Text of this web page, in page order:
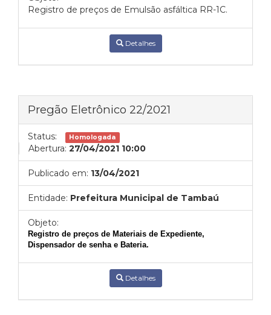
Registro de preços de Emulsão asfáltica RR-1C.
Detalhes
Pregão Eletrônico 22/2021
Status: Homologada
Abertura: 27/04/2021 10:00
Publicado em: 13/04/2021
Entidade: Prefeitura Municipal de Tambaú
Objeto:
Registro de preços de Materiais de Expediente,
Dispensador de senha e Bateria.
Detalhes